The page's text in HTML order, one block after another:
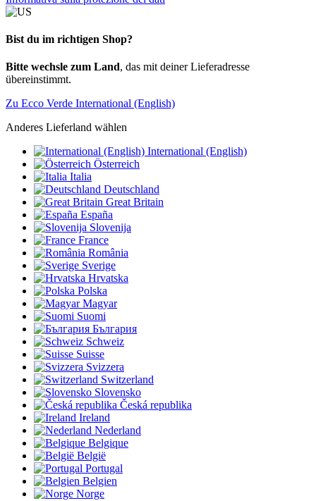
Bist du im richtigen Shop?
Bitte wechsle zum Land, das mit deiner Lieferadresse
übereinstimmt.
Zu Ecco Verde International (English)
Anderes Lieferland wählen
International (English)
Österreich
Italia
Deutschland
Great Britain
España
Slovenija
France
România
Sverige
Hrvatska
Polska
Magyar
Suomi
България
Schweiz
Suisse
Svizzera
Switzerland
Slovensko
Česká republika
Ireland
Nederland
Belgique
België
Portugal
Belgien
Norge